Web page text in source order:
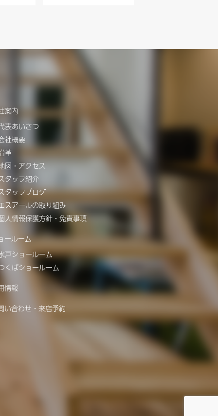
案内
表あいさつ
社概要
革
図・アクセス
タッフ紹介
タッフブログ
スアールの取り組み
人情報保護方針・免責事項
ールーム
戸ショールーム
くばショールーム
情報
い合わせ・来店予約